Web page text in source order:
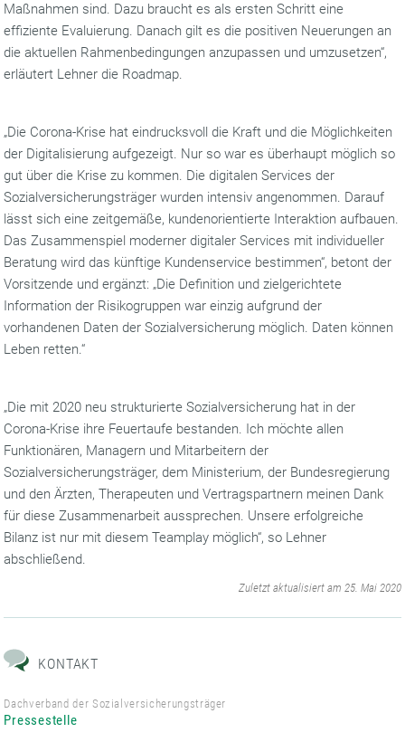
Maßnahmen sind. Dazu braucht es als ersten Schritt eine
effiziente Evaluierung. Danach gilt es die positiven Neuerungen an
die aktuellen Rahmenbedingungen anzupassen und umzusetzen“,
erläutert Lehner die Roadmap.
„Die Corona-Krise hat eindrucksvoll die Kraft und die Möglichkeiten
der Digitalisierung aufgezeigt. Nur so war es überhaupt möglich so
gut über die Krise zu kommen. Die digitalen Services der
Sozialversicherungsträger wurden intensiv angenommen. Darauf
lässt sich eine zeitgemäße, kundenorientierte Interaktion aufbauen.
Das Zusammenspiel moderner digitaler Services mit individueller
Beratung wird das künftige Kundenservice bestimmen“, betont der
Vorsitzende und ergänzt: „Die Definition und zielgerichtete
Information der Risikogruppen war einzig aufgrund der
vorhandenen Daten der Sozialversicherung möglich. Daten können
Leben retten.“
„Die mit 2020 neu strukturierte Sozialversicherung hat in der
Corona-Krise ihre Feuertaufe bestanden. Ich möchte allen
Funktionären, Managern und Mitarbeitern der
Sozialversicherungsträger, dem Ministerium, der Bundesregierung
und den Ärzten, Therapeuten und Vertragspartnern meinen Dank
für diese Zusammenarbeit aussprechen. Unsere erfolgreiche
Bilanz ist nur mit diesem Teamplay möglich“, so Lehner
abschließend.
Zuletzt aktualisiert am 25. Mai 2020
KONTAKT
Dachverband der Sozialversicherungsträger
Pressestelle